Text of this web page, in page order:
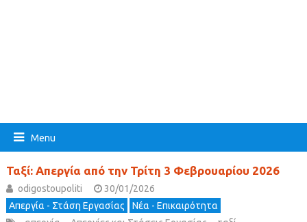
Menu
Ταξί: Απεργία από την Τρίτη 3 Φεβρουαρίου 2026
odigostoupoliti
30/01/2026
Απεργία - Στάση Εργασίας
Νέα - Επικαιρότητα